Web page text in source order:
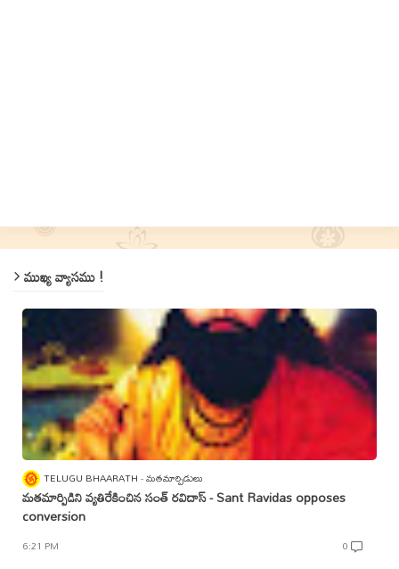
ముఖ్య వ్యాసము !
TELUGU BHAARATH మతమార్పిడులు
మతమార్పిడిని వ్యతిరేకించిన సంత్‌ రవిదాస్‌ - Sant Ravidas opposes
conversion
6:21 PM 0